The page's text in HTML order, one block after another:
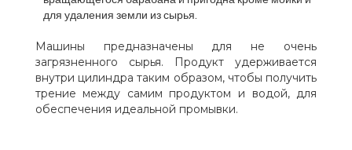
для удаления земли из сырья.
Машины предназначены для не очень
загрязненного сырья. Продукт удерживается
внутри цилиндра таким образом, чтобы получить
трение между самим продуктом и водой, для
обеспечения идеальной промывки.